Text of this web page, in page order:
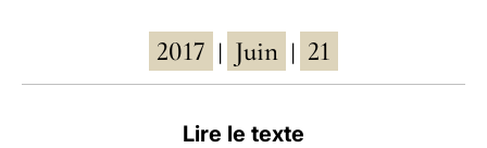
2017 Juin 21
Lire le texte